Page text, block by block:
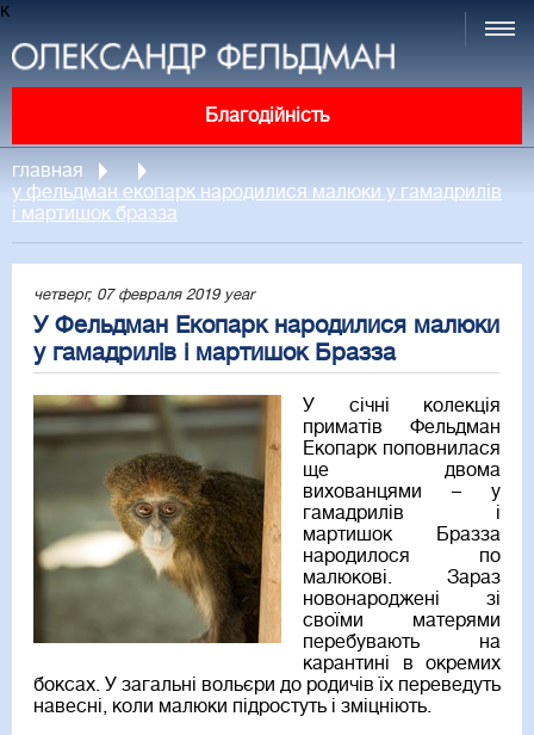
к
Благодійність
главная
у фельдман екопарк народилися малюки у гамадрилів
і мартишок бразза
четверг, 07 февраля 2019 year
У Фельдман Екопарк народилися малюки
у гамадрилів і мартишок Бразза
У січні колекція
приматів Фельдман
Екопарк поповнилася
ще двома
вихованцями – у
гамадрилів і
мартишок Бразза
народилося по
малюкові. Зараз
новонароджені зі
своїми матерями
перебувають на
карантині в окремих
боксах. У загальні вольєри до родичів їх переведуть
навесні, коли малюки підростуть і зміцніють.